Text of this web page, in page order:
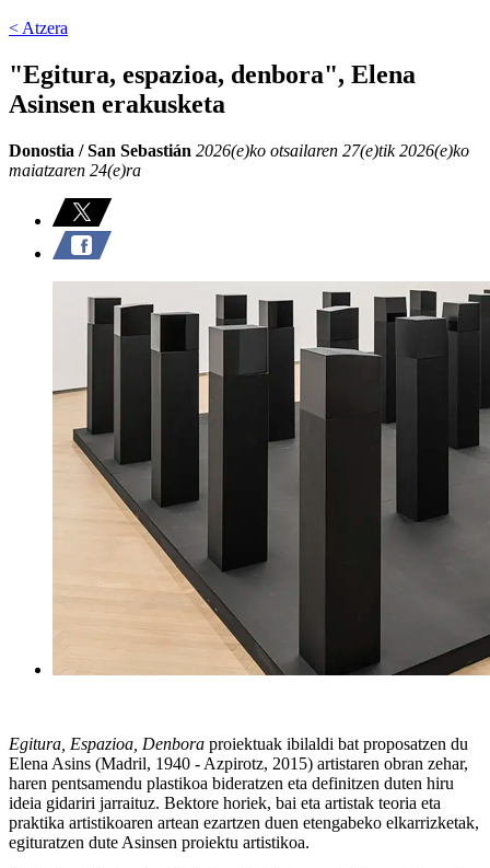
< Atzera
"Egitura, espazioa, denbora", Elena
Asinsen erakusketa
Donostia / San Sebastián 2026(e)ko otsailaren 27(e)tik 2026(e)ko
maiatzaren 24(e)ra
Egitura, Espazioa, Denbora proiektuak ibilaldi bat proposatzen du
Elena Asins (Madril, 1940 - Azpirotz, 2015) artistaren obran zehar,
haren pentsamendu plastikoa bideratzen eta definitzen duten hiru
ideia gidariri jarraituz. Bektore horiek, bai eta artistak teoria eta
praktika artistikoaren artean ezartzen duen etengabeko elkarrizketak,
egituratzen dute Asinsen proiektu artistikoa.